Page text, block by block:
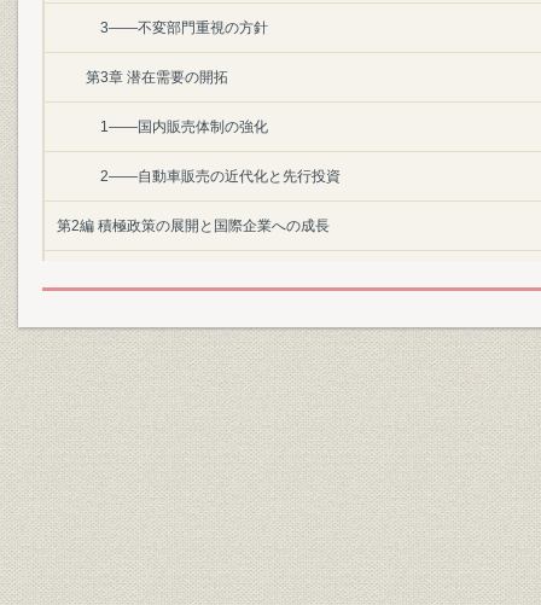
3――不変部門重視の方針
第3章 潜在需要の開拓
1――国内販売体制の強化
2――自動車販売の近代化と先行投資
第2編 積極政策の展開と国際企業への成長
1――大衆車市場の開拓
2――販売競争の激化に対処して
3――マイカー時代と開放経済体制への対応
第2章 海外市場への本格的進出
1――輸出理念と布石
2――輸出体制の強化